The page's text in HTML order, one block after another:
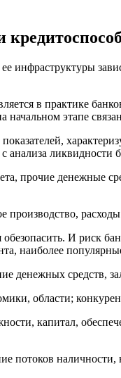
инфраструктуры
в практике
этапе
ликвидности
прочие денежные
И риск
наиболее
денежных средств,
области;
капитал,
потоков